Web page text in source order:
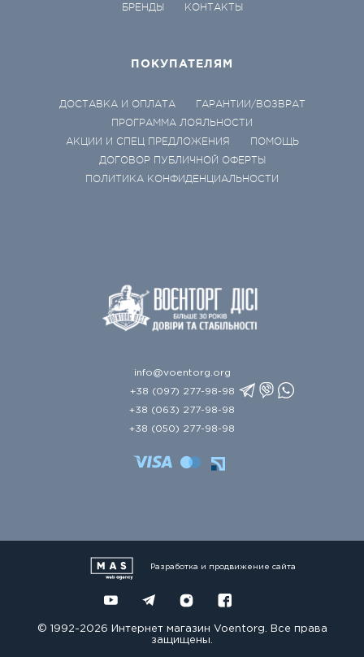
БРЕНДЫ
КОНТАКТЫ
ПОКУПАТЕЛЯМ
ДОСТАВКА И ОПЛАТА
ГАРАНТИИ/ВОЗВРАТ
ПРОГРАММА ЛОЯЛЬНОСТИ
АКЦИИ И СПЕЦ ПРЕДЛОЖЕНИЯ
ПОМОЩЬ
ДОГОВОР ПУБЛИЧНОЙ ОФЕРТЫ
ПОЛИТИКА КОНФИДЕНЦИАЛЬНОСТИ
info@voentorg.org
+38 (097) 277-98-98
+38 (063) 277-98-98
+38 (050) 277-98-98
© 1992-2026 Интернет магазин Voentorg. Все права
защищены.
Разработка и продвижение сайта